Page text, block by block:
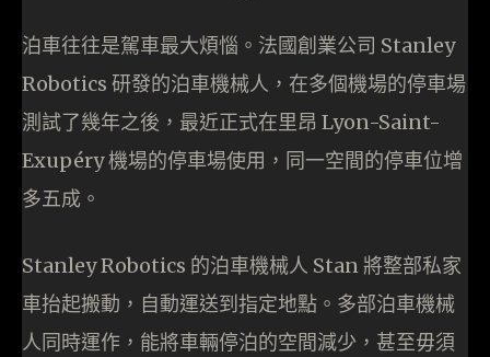
泊車往往是駕車最大煩惱。法國創業公司 Stanley
Robotics 研發的泊車機械人，在多個機場的停車場
測試了幾年之後，最近正式在里昂 Lyon-Saint-
Exupéry 機場的停車場使用，同一空間的停車位增
多五成。
Stanley Robotics 的泊車機械人 Stan 將整部私家
車抬起搬動，自動運送到指定地點。多部泊車機械
人同時運作，能將車輛停泊的空間減少，甚至毋須